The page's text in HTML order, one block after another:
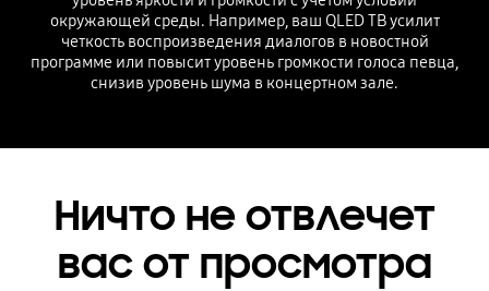
окружающей среды. Например, ваш QLED ТВ усилит
четкость воспроизведения диалогов в новостной
программе или повысит уровень громкости голоса певца,
снизив уровень шума в концертном зале.
Ничто не отвлечет
вас от просмотра